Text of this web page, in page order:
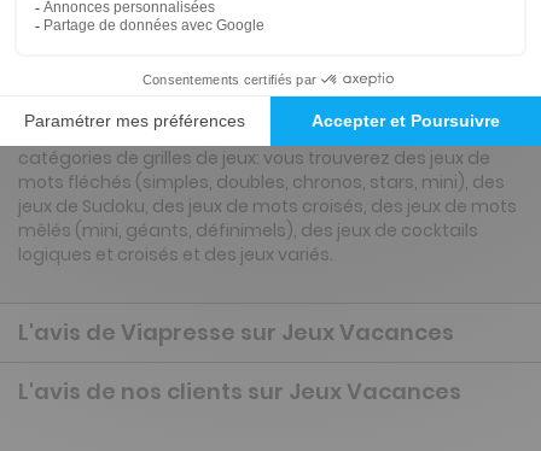
Présentation du magazine Jeux Vacances
Notre magazine de jeux de niveau 1 à 4 offre de
nombreuses possibilités de se divertir et de progresser au
fil des pages. Tout d'abord grâce à ses différentes
catégories de grilles de jeux: vous trouverez des jeux de
mots fléchés (simples, doubles, chronos, stars, mini), des
jeux de Sudoku, des jeux de mots croisés, des jeux de mots
mêlés (mini, géants, définimels), des jeux de cocktails
logiques et croisés et des jeux variés.
L'avis de Viapresse sur Jeux Vacances
L'avis de nos clients sur Jeux Vacances